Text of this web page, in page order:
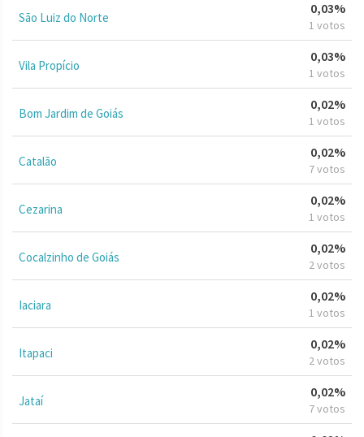
São Luiz do Norte
0,03%
1 votos
Vila Propício
0,03%
1 votos
Bom Jardim de Goiás
0,02%
1 votos
Catalão
0,02%
7 votos
Cezarina
0,02%
1 votos
Cocalzinho de Goiás
0,02%
2 votos
Iaciara
0,02%
1 votos
Itapaci
0,02%
2 votos
Jataí
0,02%
7 votos